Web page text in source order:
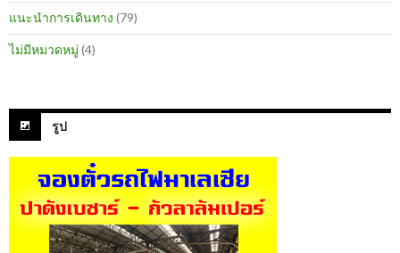
แนะนำการเดินทาง (79)
ไม่มีหมวดหมู่ (4)
รูป